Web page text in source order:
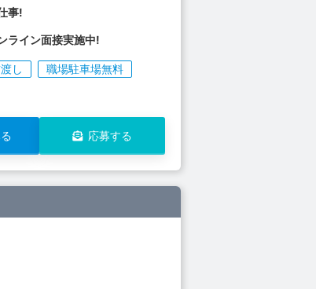
事!
ライン面接実施中!
し
職場駐車場無料
応募する